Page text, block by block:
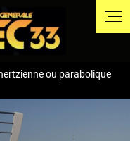
ou parabolique